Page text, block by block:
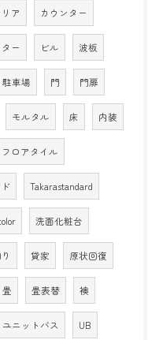
ア カウンター
ー ビル 波板
駐車場 門 門扉
モルタル 床 内装
フロアタイル
Takarastandard
洗面化粧台
貸家 原状回復
畳 畳表替 襖
ユニットバス UB